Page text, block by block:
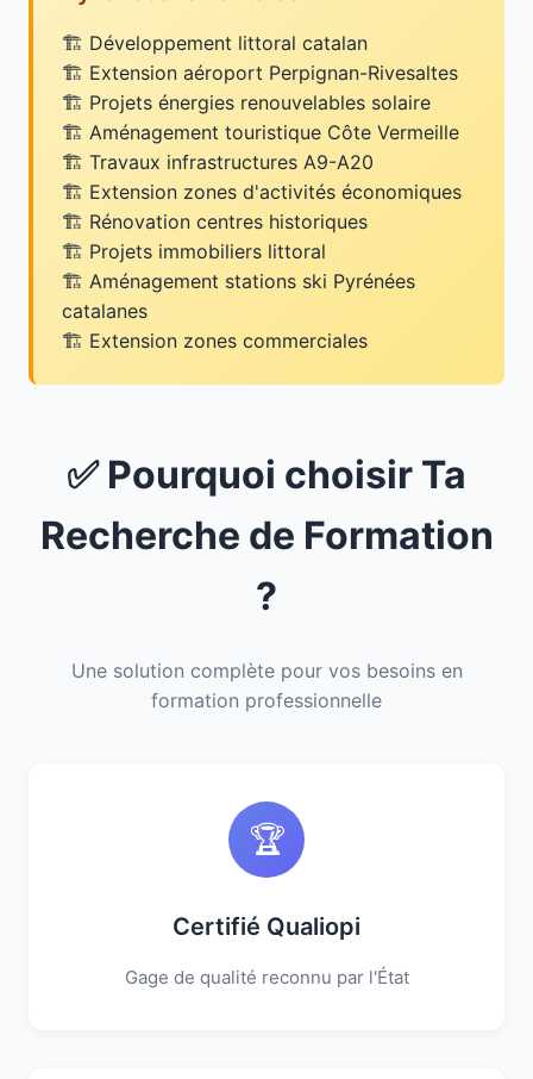
Développement littoral catalan
Extension aéroport Perpignan-Rivesaltes
Projets énergies renouvelables solaire
Aménagement touristique Côte Vermeille
Travaux infrastructures A9-A20
Extension zones d'activités économiques
Rénovation centres historiques
Projets immobiliers littoral
Aménagement stations ski Pyrénées
catalanes
Extension zones commerciales
✅ Pourquoi choisir Ta
Recherche de Formation
?
Une solution complète pour vos besoins en
formation professionnelle
🏆
Certifié Qualiopi
Gage de qualité reconnu par l'État